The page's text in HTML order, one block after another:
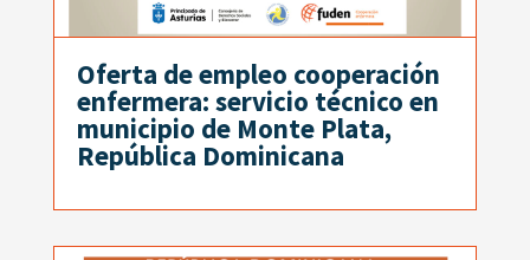
Oferta de empleo cooperación
enfermera: servicio técnico en
municipio de Monte Plata,
República Dominicana